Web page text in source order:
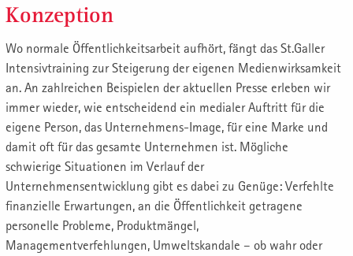
Konzeption
Wo normale Öffentlichkeitsarbeit aufhört, fängt das St.Galler
Intensivtraining zur Steigerung der eigenen Medienwirksamkeit
an. An zahlreichen Beispielen der aktuellen Presse erleben wir
immer wieder, wie entscheidend ein medialer Auftritt für die
eigene Person, das Unternehmens-Image, für eine Marke und
damit oft für das gesamte Unternehmen ist. Mögliche
schwierige Situationen im Verlauf der
Unternehmensentwicklung gibt es dabei zu Genüge: Verfehlte
finanzielle Erwartungen, an die Öffentlichkeit getragene
personelle Probleme, Produktmängel,
Managementverfehlungen, Umweltskandale – ob wahr oder